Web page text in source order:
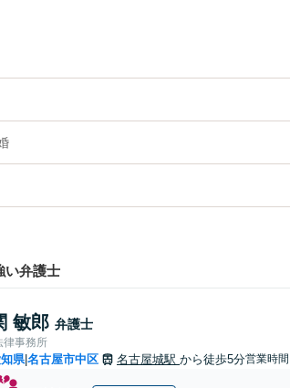
い弁護士
敏郎 弁護士
律事務所
県|名古屋市中区 名古屋城駅 から徒歩5分営業時